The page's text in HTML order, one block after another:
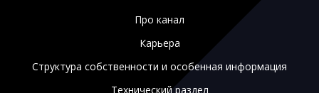
Про канал
Карьера
Структура собственности и особенная информация
Технический раздел